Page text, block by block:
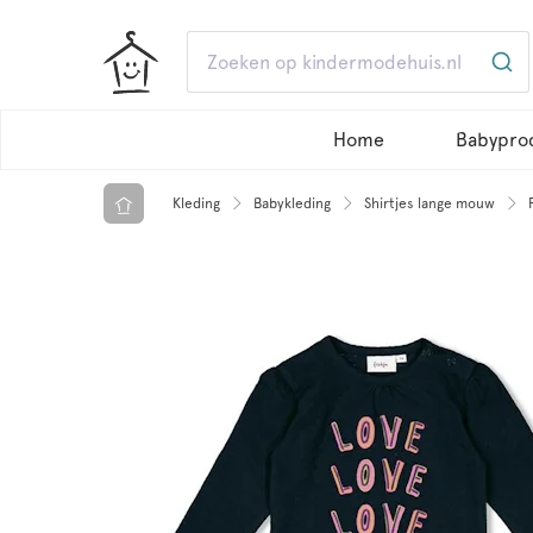
Home
Kleding Babykleding Shirtjes lange mouw